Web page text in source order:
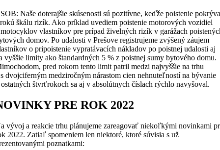
Naše doterajšie skúsenosti sú pozitívne, keďže poistenie
škálu rizík. Ako príklad uvediem poistenie motorových vozidiel
vlastníkov pre prípad živelných rizík v garážach
domov. Po udalosti v Prešove registrujeme zvýšený záujem
o pripoistenie vypratávacích nákladov po poistnej udalosti aj
vyššie limity ako štandardných 5 % z poistnej sumy bytového domu.
pred rokom tento limit patril medzi najvyššie na trhu
dvojciferným medziročným nárastom cien nehnuteľností na bývanie
štvrťrokoch sa aj v absolútnych číslach rýchlo navyšoval.
PRE ROK 2022
vývoj a reakcie trhu plánujeme zareagovať niekoľkými novinkami
2022. Zatiaľ spomeniem len niektoré, ktoré súvisia s už
poznatkami: